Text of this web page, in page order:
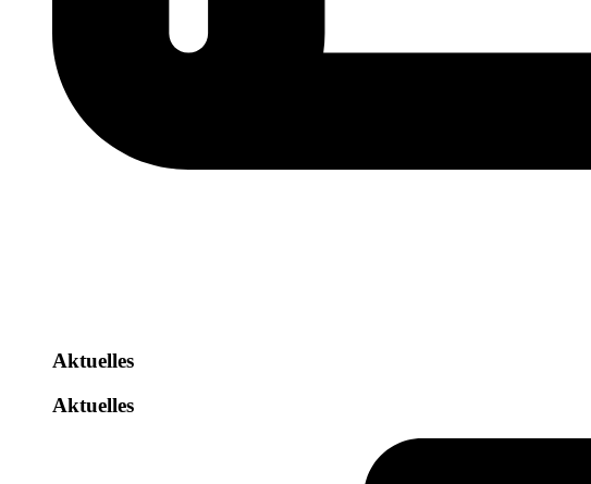
Aktuelles
Aktuelles